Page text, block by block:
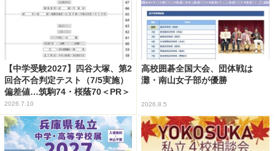
【中学受験2027】四谷大塚、第2
回合不合判定テスト（7/5実施）
偏差値…筑駒74・桜蔭70＜PR＞
2026.7.10
高校囲碁全国大会、団体戦は
灘・南山女子部が優勝
2026.8.5